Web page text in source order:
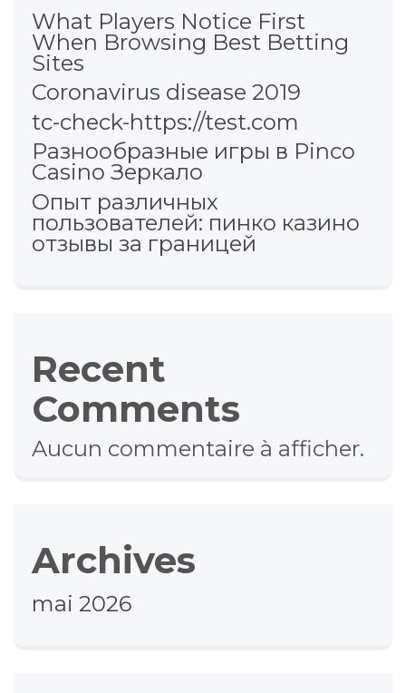
What Players Notice First
When Browsing Best Betting
Sites
Coronavirus disease 2019
tc-check-https://test.com
Разнообразные игры в Pinco
Casino Зеркало
Опыт различных
пользователей: пинко казино
отзывы за границей
Recent
Comments
Aucun commentaire à afficher.
Archives
mai 2026